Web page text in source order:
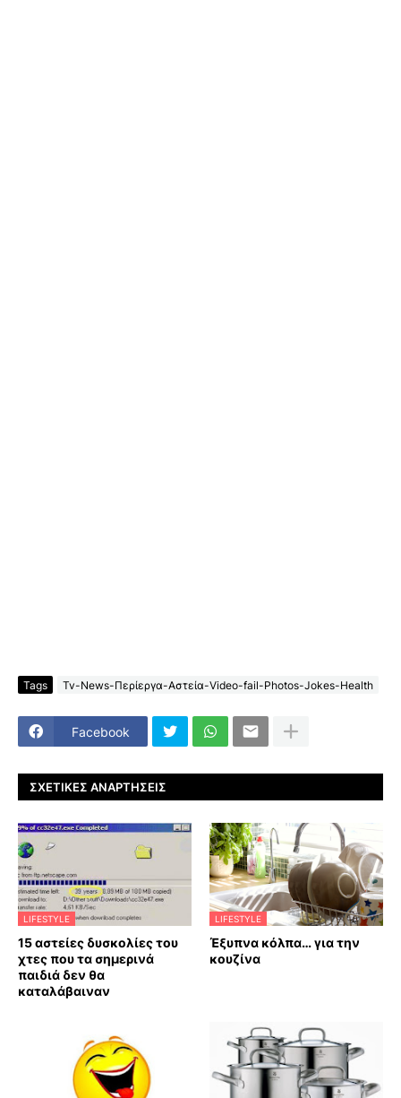
Tags Tv-News-Περίεργα-Αστεία-Video-fail-Photos-Jokes-Health
Facebook
ΣΧΕΤΙΚΈΣ ΑΝΑΡΤΉΣΕΙΣ
LIFESTYLE
15 αστείες δυσκολίες του
χτες που τα σημερινά
παιδιά δεν θα
καταλάβαιναν
LIFESTYLE
Έξυπνα κόλπα… για την
κουζίνα